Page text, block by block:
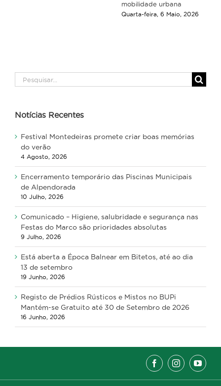
mobilidade urbana
Quarta-feira, 6 Maio, 2026
Pesquisar
Notícias Recentes
Festival Montedeiras promete criar boas memórias
do verão
4 Agosto, 2026
Encerramento temporário das Piscinas Municipais
de Alpendorada
10 Julho, 2026
Comunicado – Higiene, salubridade e segurança nas
Festas do Marco são prioridades absolutas
9 Julho, 2026
Está aberta a Época Balnear em Bitetos, até ao dia
13 de setembro
19 Junho, 2026
Registo de Prédios Rústicos e Mistos no BUPi
Mantém-se Gratuito até 30 de Setembro de 2026
16 Junho, 2026